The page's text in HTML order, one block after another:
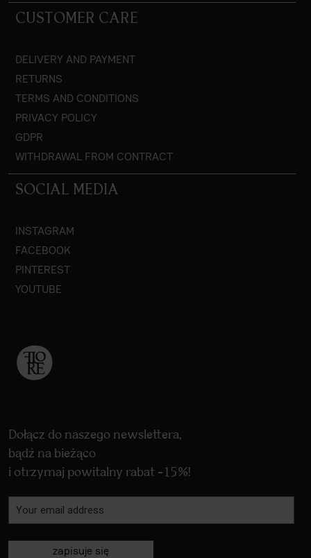
CUSTOMER CARE
DELIVERY AND PAYMENT
RETURNS
TERMS AND CONDITIONS
PRIVACY POLICY
GDPR
WITHDRAWAL FROM CONTRACT
SOCIAL MEDIA
INSTAGRAM
FACEBOOK
PINTEREST
YOUTUBE
Dołącz do naszego newslettera,
bądź na bieżąco
i otrzymaj powitalny rabat -15%!
zapisuje się